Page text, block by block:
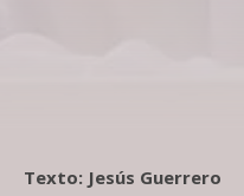
Texto: Jesús Guerrero